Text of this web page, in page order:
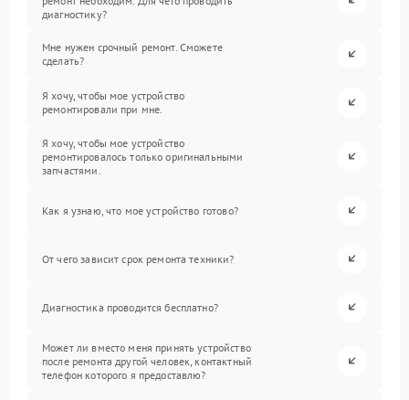
диагностику?
Мне нужен срочный ремонт. Сможете
сделать?
Я хочу, чтобы мое устройство
ремонтировали при мне.
Я хочу, чтобы мое устройство
ремонтировалось только оригинальными
запчастями.
Как я узнаю, что мое устройство готово?
От чего зависит срок ремонта техники?
Диагностика проводится бесплатно?
Может ли вместо меня принять устройство
после ремонта другой человек, контактный
телефон которого я предоставлю?